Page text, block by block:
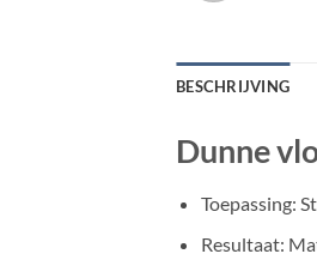
BESCHRIJVING
Dunne
Toepassing:
Resultaat: